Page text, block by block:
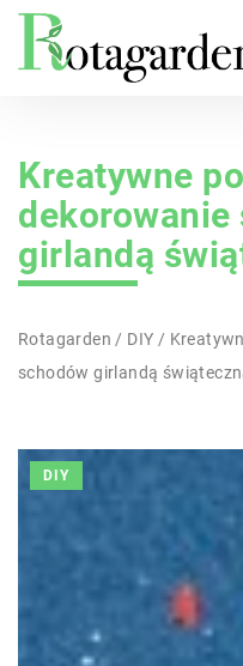
Kreatywne
dekorowanie
girlandą
Rotagarden / DIY /
schodów girlandą
DIY